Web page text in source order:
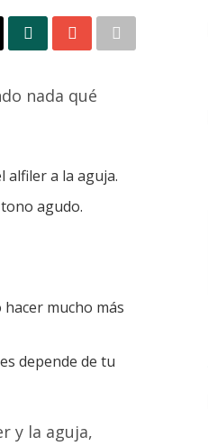
nada qué
alfiler a la aguja.
agudo.
mucho más
depende de tu
y la aguja,